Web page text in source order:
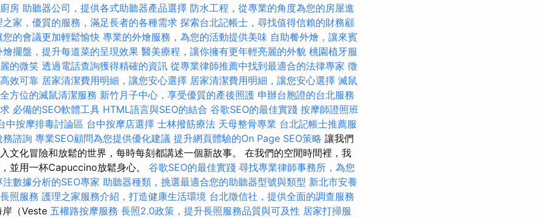
房 助聽器公司，提供各式助聽器產品選擇 防水工程，從專業的角度為您的房屋進
之家，優質的服務，滿足長者的各種需求 探索台北記帳士，尋找值得信賴的財務顧
的會議更加輕鬆愉快 專業的外燴服務，為您的活動提供美味 自助餐外燴，讓來賓
燴擺盤，提升每道菜的呈現效果 醫美療程，讓你擁有更年輕亮麗的外貌 桃園植牙服
的微笑 透過電話查詢獲得精確的資訊 從專業律師推薦中找到最適合的法律專家 徵
效可靠 居家清潔費用明細，讓您安心選擇 居家清潔費用明細，讓您安心選擇 滅鼠
方位的滅鼠清潔服務 新竹月子中心，享受優質的產後照護 申辦台胞證的台北服務
必備的SEO軟體工具 HTML語言與SEO的結合 谷歌SEO的最佳實踐 按摩師證照班
中按摩排毒討論區 台中按摩店選擇 士林撥筋療法 天母整骨專業 台北記帳士推薦服
務諮詢 專業SEO顧問為您提供優化建議 提升網頁體驗的On Page SEO策略 讓我們
文化冒險和放鬆的世界，每時每刻都講述一個新故事。 在我們的空閒時間裡，我
並用一杯Capuccino放鬆身心。 谷歌SEO的最佳實踐 尋找專業律師事務所，為您
注數據分析的SEO專家 助聽器種類，挑選最適合您的助聽器型號與類型 新北市安養
照服務 護理之家服務介紹，打造健康生活環境 台北徵信社，提供全面的調查服務
岸（Veste 五權路按摩服務 長照2.0政策，提升長照服務品質與可及性 居家打掃服